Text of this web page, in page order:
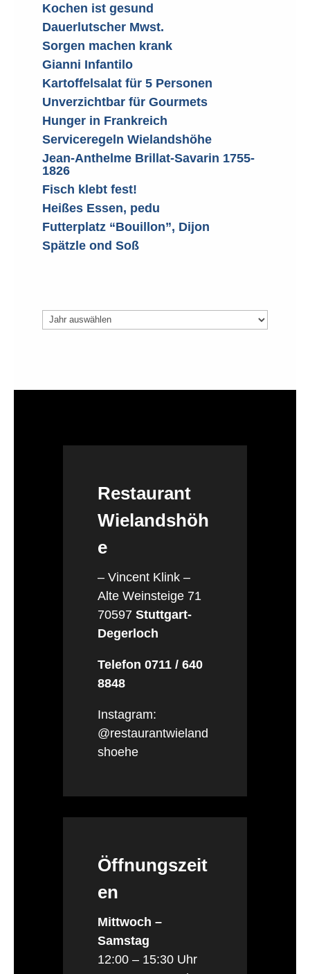
Kochen ist gesund
Dauerlutscher Mwst.
Sorgen machen krank
Gianni Infantilo
Kartoffelsalat für 5 Personen
Unverzichtbar für Gourmets
Hunger in Frankreich
Serviceregeln Wielandshöhe
Jean-Anthelme Brillat-Savarin 1755-
1826
Fisch klebt fest!
Heißes Essen, pedu
Futterplatz “Bouillon”, Dijon
Spätzle ond Soß
Archiv
Restaurant
Wielandshöh
e
– Vincent Klink –
Alte Weinsteige 71
70597 Stuttgart-
Degerloch
Telefon 0711 / 640
8848
Instagram:
@restaurantwieland
shoehe
Öffnungszeit
en
Mittwoch –
Samstag
12:00 – 15:30 Uhr